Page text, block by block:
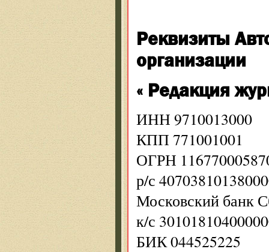
Реквизиты
организации
« Редакция
ИНН 9710013000
КПП 771001001
ОГРН
р/с
Московский банк
к/с
БИК 044525225